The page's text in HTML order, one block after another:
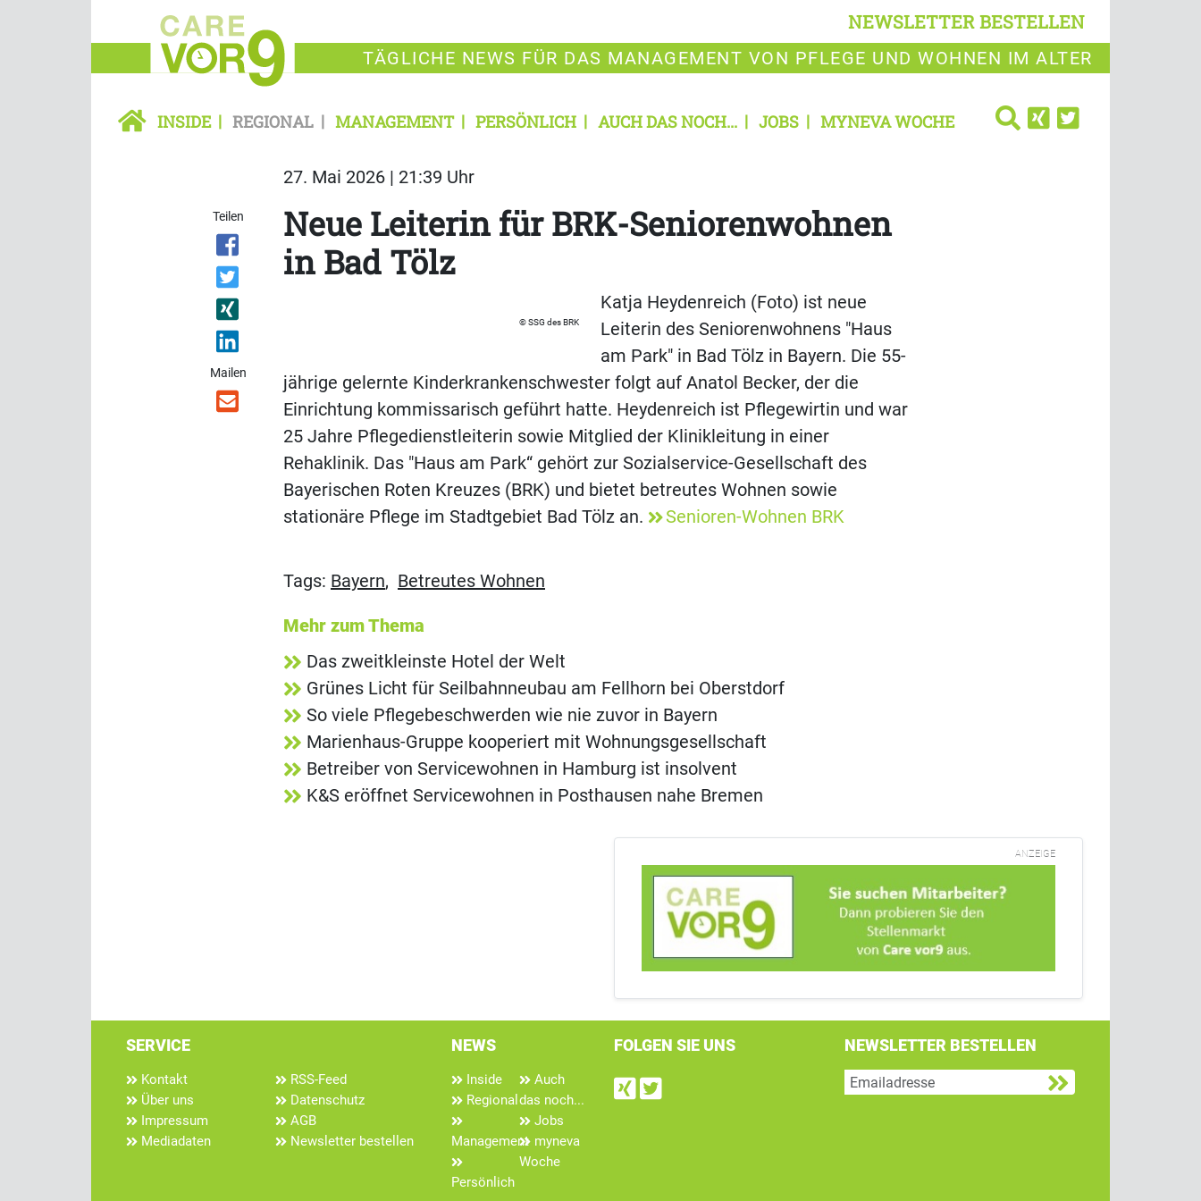
NEWSLETTER BESTELLEN
TÄGLICHE NEWS FÜR DAS MANAGEMENT VON PFLEGE UND WOHNEN IM ALTER
INSIDE REGIONAL MANAGEMENT PERSÖNLICH AUCH DAS NOCH... JOBS MYNEVA WOCHE
27. Mai 2026 | 21:39 Uhr
Teilen
Mailen
Neue Leiterin für BRK-Seniorenwohnen
in Bad Tölz
SSG des BRK
Katja Heydenreich (Foto) ist neue
Leiterin des Seniorenwohnens "Haus
am Park" in Bad Tölz in Bayern. Die 55-
jährige gelernte Kinderkrankenschwester folgt auf Anatol Becker, der die
Einrichtung kommissarisch geführt hatte. Heydenreich ist Pflegewirtin und war
25 Jahre Pflegedienstleiterin sowie Mitglied der Klinikleitung in einer
Rehaklinik. Das "Haus am Park“ gehört zur Sozialservice-Gesellschaft des
Bayerischen Roten Kreuzes (BRK) und bietet betreutes Wohnen sowie
stationäre Pflege im Stadtgebiet Bad Tölz an.
Senioren-Wohnen BRK
Tags: Bayern, Betreutes Wohnen
Mehr zum Thema
Das zweitkleinste Hotel der Welt
Grünes Licht für Seilbahnneubau am Fellhorn bei Oberstdorf
So viele Pflegebeschwerden wie nie zuvor in Bayern
Marienhaus-Gruppe kooperiert mit Wohnungsgesellschaft
Betreiber von Servicewohnen in Hamburg ist insolvent
K&S eröffnet Servicewohnen in Posthausen nahe Bremen
ANZEIGE
SERVICE
Kontakt
Über uns
Impressum
Mediadaten
RSS-Feed
Datenschutz
AGB
Newsletter bestellen
NEWS
Inside
Regional
Management
Persönlich
Auch
das noch...
Jobs
myneva
Woche
FOLGEN SIE UNS
Find us on Xing
Follow us on Twitter
NEWSLETTER BESTELLEN